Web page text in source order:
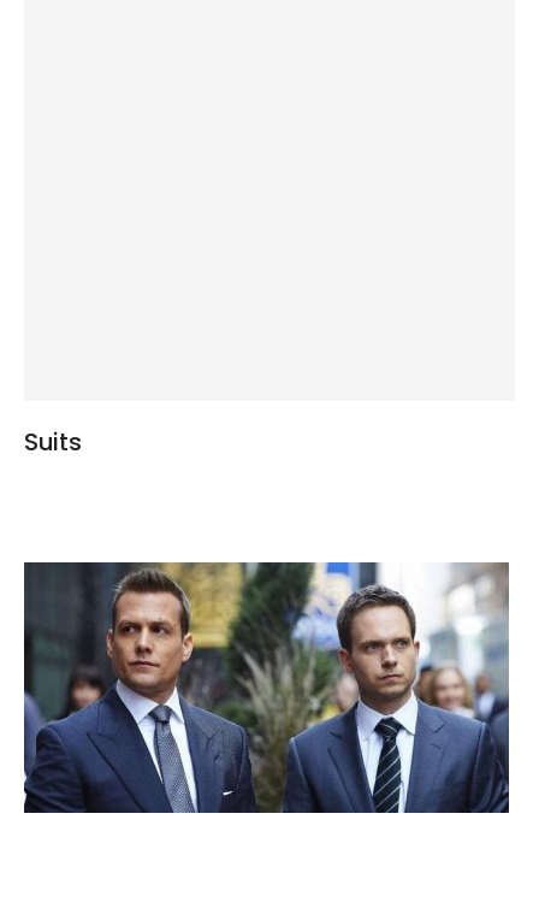
Suits